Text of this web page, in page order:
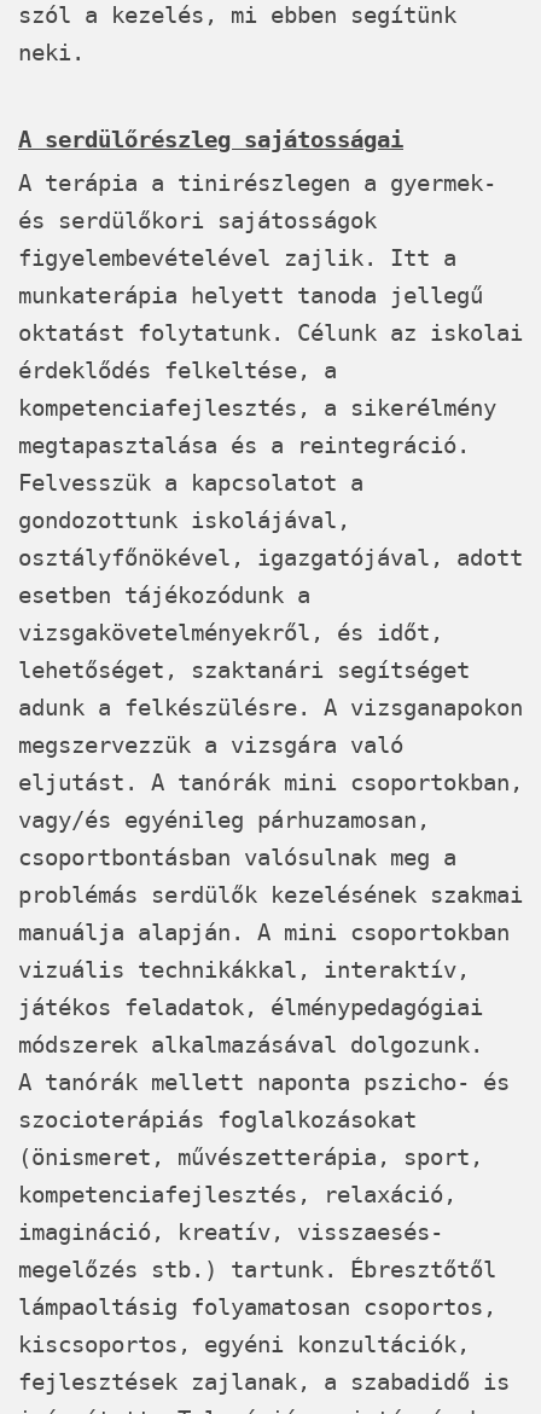
szól a kezelés, mi ebben segítünk
neki.
A serdülőrészleg sajátosságai
A terápia a tinirészlegen a gyermek-
és serdülőkori sajátosságok
figyelembevételével zajlik. Itt a
munkaterápia helyett tanoda jellegű
oktatást folytatunk. Célunk az iskolai
érdeklődés felkeltése, a
kompetenciafejlesztés, a sikerélmény
megtapasztalása és a reintegráció.
Felvesszük a kapcsolatot a
gondozottunk iskolájával,
osztályfőnökével, igazgatójával, adott
esetben tájékozódunk a
vizsgakövetelményekről, és időt,
lehetőséget, szaktanári segítséget
adunk a felkészülésre. A vizsganapokon
megszervezzük a vizsgára való
eljutást. A tanórák mini csoportokban,
vagy/és egyénileg párhuzamosan,
csoportbontásban valósulnak meg a
problémás serdülők kezelésének szakmai
manuálja alapján. A mini csoportokban
vizuális technikákkal, interaktív,
játékos feladatok, élménypedagógiai
módszerek alkalmazásával dolgozunk.
A tanórák mellett naponta pszicho- és
szocioterápiás foglalkozásokat
(önismeret, művészetterápia, sport,
kompetenciafejlesztés, relaxáció,
imagináció, kreatív, visszaesés-
megelőzés stb.) tartunk. Ébresztőtől
lámpaoltásig folyamatosan csoportos,
kiscsoportos, egyéni konzultációk,
fejlesztések zajlanak, a szabadidő is